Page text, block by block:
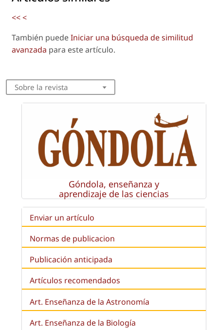
<<<
También puedeIniciar una búsqueda de similitud
avanzada para este artículo.
Sobre la revista
Góndola, enseñanza y
aprendizaje de las ciencias
Enviar un artículo
Normas de publicacion
Publicación anticipada
Artículos recomendados
Art. Enseñanza de la Astronomía
Art. Enseñanza de la Biología